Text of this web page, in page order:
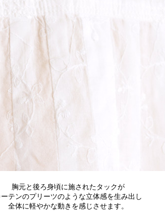
胸元と後ろ身頃に施されたタックが
テンのプリーツのような立体感を生み出し
全体に軽やかな動きを感じさせます。